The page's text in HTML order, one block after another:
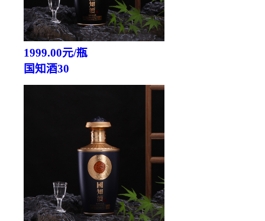
1999.00元/瓶
国知酒30